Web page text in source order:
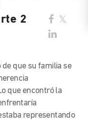
2
de que su familia se
que encontró la
representando